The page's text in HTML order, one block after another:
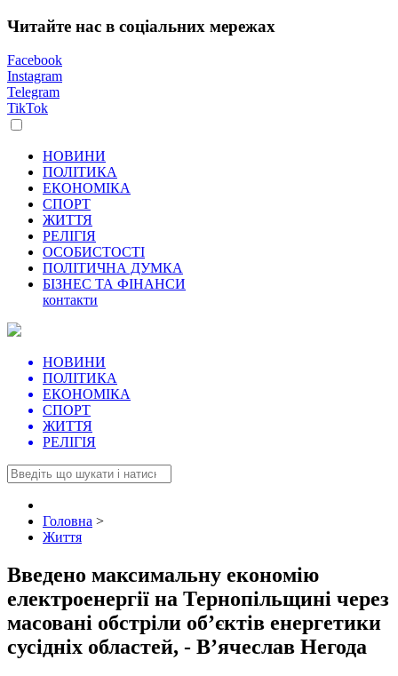
Читайте нас в соціальних мережах
Facebook
Instagram
Telegram
TikTok
НОВИНИ
ПОЛІТИКА
ЕКОНОМІКА
СПОРТ
ЖИТТЯ
РЕЛІГІЯ
ОСОБИСТОСТІ
ПОЛІТИЧНА ДУМКА
БІЗНЕС ТА ФІНАНСИ
контакти
НОВИНИ
ПОЛІТИКА
ЕКОНОМІКА
СПОРТ
ЖИТТЯ
РЕЛІГІЯ
Головна >
Життя
Введено максимальну економію
електроенергії на Тернопільщині через
масовані обстріли об’єктів енергетики
сусідніх областей, - В’ячеслав Негода